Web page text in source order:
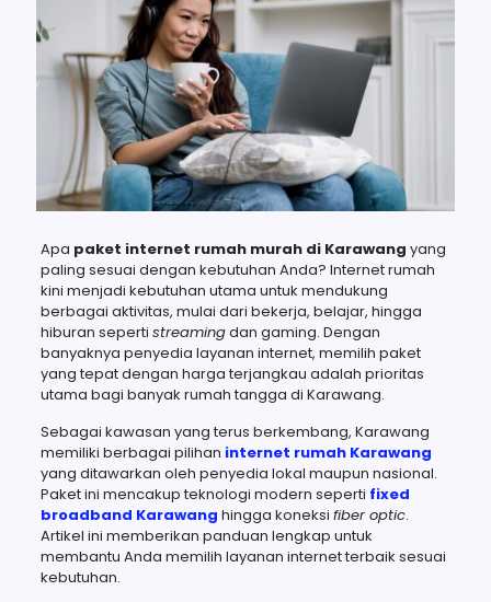
Apa paket internet rumah murah di Karawang yang
paling sesuai dengan kebutuhan Anda? Internet rumah
kini menjadi kebutuhan utama untuk mendukung
berbagai aktivitas, mulai dari bekerja, belajar, hingga
hiburan seperti streamingdan gaming. Dengan
banyaknya penyedia layanan internet, memilih paket
yang tepat dengan harga terjangkau adalah prioritas
utama bagi banyak rumah tangga di Karawang.
Sebagai kawasan yang terus berkembang, Karawang
memiliki berbagai pilihan internet rumah Karawang
yang ditawarkan oleh penyedia lokal maupun nasional.
Paket ini mencakup teknologi modern seperti fixed
broadband Karawang hingga koneksi fiber optic.
Artikel ini memberikan panduan lengkap untuk
membantu Anda memilih layanan internet terbaik sesuai
kebutuhan.